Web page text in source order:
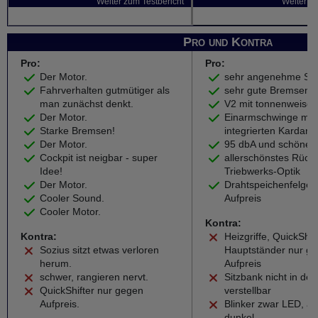
Pro und Kontra
Pro:
Der Motor.
Fahrverhalten gutmütiger als
man zunächst denkt.
Der Motor.
Starke Bremsen!
Der Motor.
Cockpit ist neigbar - super
Idee!
Der Motor.
Cooler Sound.
Cooler Motor.
Kontra:
Sozius sitzt etwas verloren
herum.
schwer, rangieren nervt.
QuickShifter nur gegen
Aufpreis.
Pro:
sehr angenehme
sehr gute Bremsen
V2 mit tonnenweise
Einarmschwinge mit
integrierten
95 dbA und schöner
allerschönstes
Triebwerks-Optik
Aufpreis
Kontra:
Heizgriffe,
Hauptständer nur
Aufpreis
Sitzbank nicht in der
verstellbar
Blinker zwar LED,